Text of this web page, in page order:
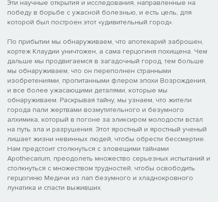
Эти научные открытия и исследования, направленные на
победу в борьбе с ужасной болезнью, и есть цель, для
которой был построен этот «удивительный город».
По прибытии мы обнаруживаем, что апотекарий заброшен,
кортеж Клаудии уничтожен, а сама герцогиня похищена. Чем
дальше мы продвигаемся в загадочный город, тем больше
мы обнаруживаем, что он переполнен странными
изобретениями, пропитанными флером эпохи Возрождения,
и все более ужасающими деталями, которые мы
обнаруживаем. Раскрывая тайну, мы узнаем, что жители
города пали жертвами возмутительного и безумного
алхимика, который в погоне за эликсиром молодости встал
на путь зла и разрушения. Этот яростный и яростный ученый
лишает жизни невинных людей, чтобы обрести бессмертие.
Нам предстоит столкнуться с зловещими тайнами
Apothecarium, преодолеть множество серьезных испытаний и
столкнуться с множеством трудностей, чтобы освободить
герцогиню Медичи из лап безумного и хладнокровного
лунатика и спасти выживших.